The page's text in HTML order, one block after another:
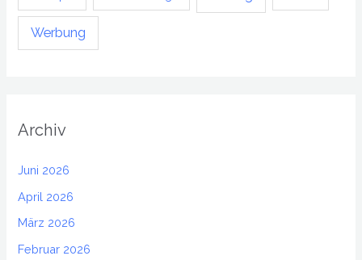
Werbung
Archiv
Juni 2026
April 2026
März 2026
Februar 2026